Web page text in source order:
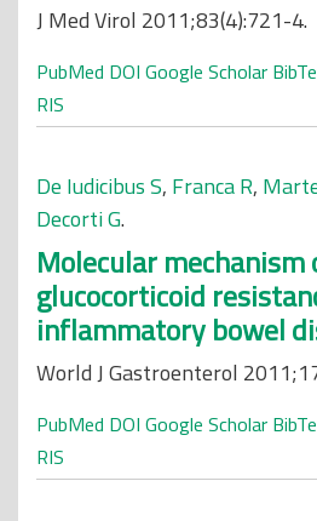
J Med Virol 2011;83(4):721-4.
PubMed DOI Google Scholar
RIS
De Iudicibus S, Franca R,
Decorti G.
Molecular mechanism
glucocorticoid
inflammatory bowel
World J Gastroenterol
PubMed DOI Google Scholar
RIS